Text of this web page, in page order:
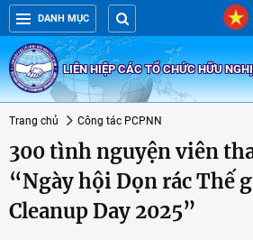
DANH MỤC
LIÊN HIỆP CÁC TỔ CHỨC HỮU
Trang chủ Công tác PCPNN
300 tình nguyện viên
“Ngày hội Dọn rác Thế
Cleanup Day 2025”